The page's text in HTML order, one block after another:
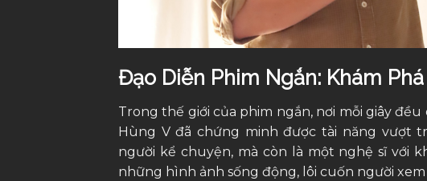
Đạo Diễn Phim Ngắn: Khám
Trong thế giới của phim ngắn, nơi mỗi giây
Hùng V đã chứng minh được tài năng vượt
người kể chuyện, mà còn là một nghệ sĩ với
những hình ảnh sống động, lôi cuốn người